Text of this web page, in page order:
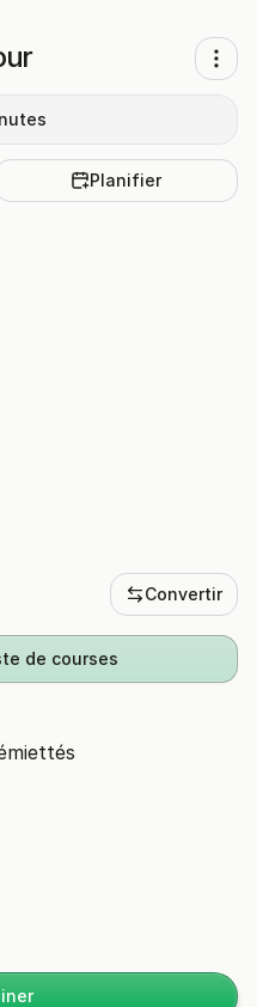
Planifier
Convertir
de courses